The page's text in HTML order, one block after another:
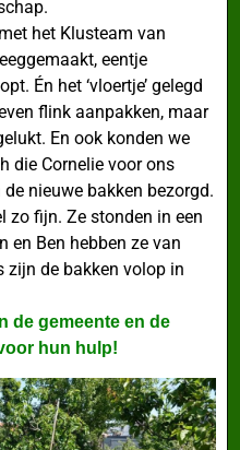
het Klusteam van
eentje
Én het ‘vloertje’ gelegd
flink aanpakken, maar
En ook konden we
die Cornelie voor ons
nieuwe bakken bezorgd.
zo fijn. Ze stonden in een
en Ben hebben ze van
zijn de bakken volop in
de gemeente en de
hun hulp!